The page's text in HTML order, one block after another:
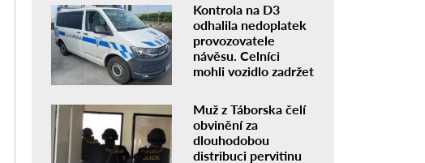
Kontrola na D3
odhalila nedoplatek
provozovatele
návěsu. Celníci
mohli vozidlo zadržet
Muž z Táborska čelí
obvinění za
dlouhodobou
distribuci pervitinu